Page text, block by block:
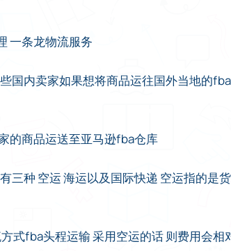
一条龙物流服务
国内卖家如果想将商品运往国外当地的
的商品运送至亚马逊fba仓库
三种 空运 海运以及国际快递 空运指的是
式fba头程运输 采用空运的话 则费用会相